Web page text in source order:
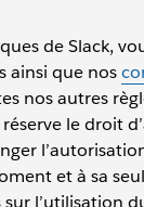
de Slack,
ainsi que nos
nos autres
le droit
et à sa
l’utilisation